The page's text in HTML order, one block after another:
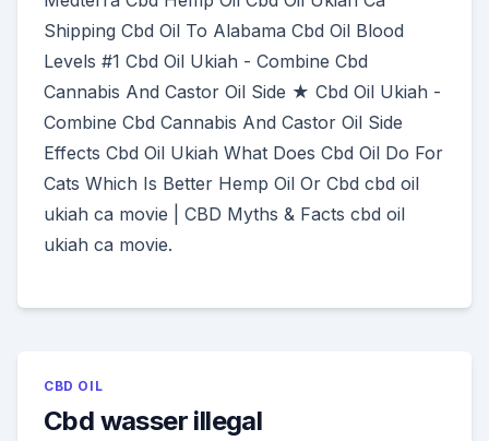
Shipping Cbd Oil To Alabama Cbd Oil Blood
Levels #1 Cbd Oil Ukiah - Combine Cbd
Cannabis And Castor Oil Side ★ Cbd Oil Ukiah -
Combine Cbd Cannabis And Castor Oil Side
Effects Cbd Oil Ukiah What Does Cbd Oil Do For
Cats Which Is Better Hemp Oil Or Cbd cbd oil
ukiah ca movie | CBD Myths & Facts cbd oil
ukiah ca movie.
CBD OIL
Cbd wasser illegal